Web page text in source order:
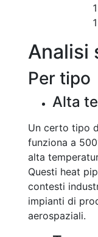
Analisi
Per tipo
Alta
Un certo tipo
funziona a
alta
Questi heat
contesti
impianti di
aerospaziali.